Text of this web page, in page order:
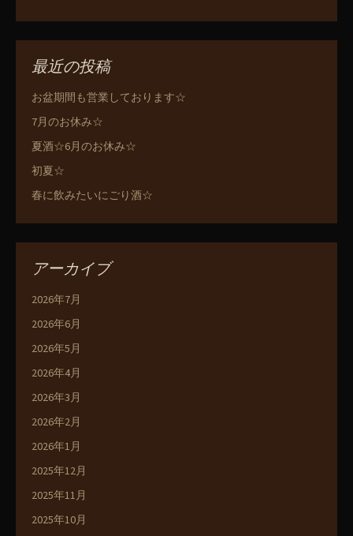
最近の投稿
お盆期間も営業しております☆
7月のお休み☆
夏酒☆6月のお休み☆
初夏☆
春に飲みたいにごり酒☆
アーカイブ
2026年7月
2026年6月
2026年5月
2026年4月
2026年3月
2026年2月
2026年1月
2025年12月
2025年11月
2025年10月